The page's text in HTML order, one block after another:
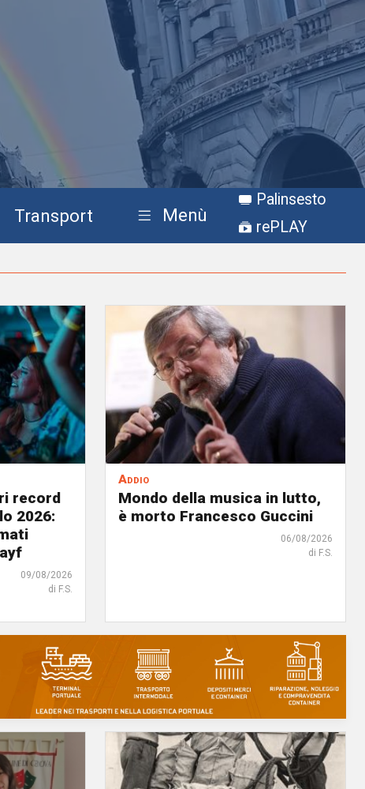
Transport Menù
Palinsesto
rePLAY
record
2026:
09/08/2026
di F.S.
Addio
Mondo della musica in lutto,
è morto Francesco Guccini
06/08/2026
di F.S.